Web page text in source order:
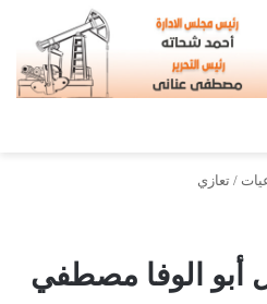
/ تعازي
أبو الوفا مصطفي